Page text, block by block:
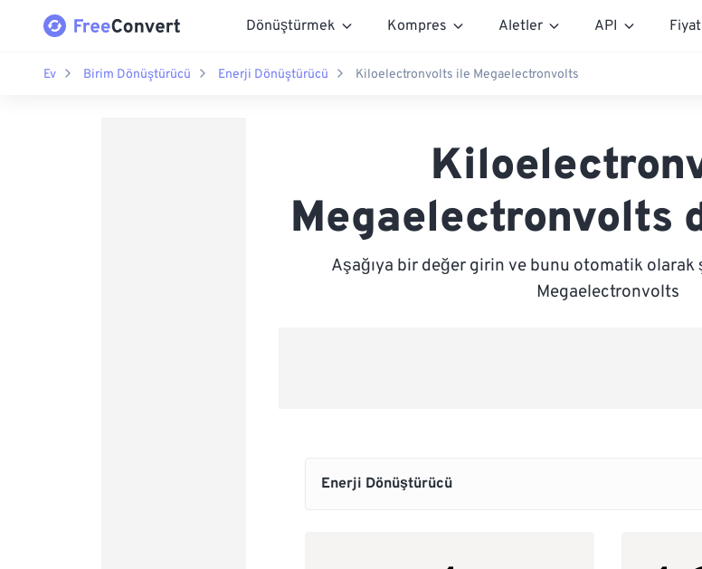
Dönüştürmek Kompres Aletler API
Ev Birim Dönüştürücü Enerji Dönüştürücü Kiloelectronvolts ile Megaelectronvolts
Megaelectronvolts
Aşağıya bir değer girin ve bunu otomatik
Megaelectronvolts